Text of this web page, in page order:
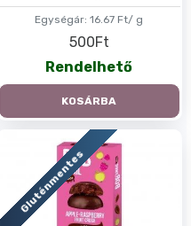
Egységár: 16.67 Ft/ g
500Ft
Rendelhető
KOSÁRBA
Gluténmentes